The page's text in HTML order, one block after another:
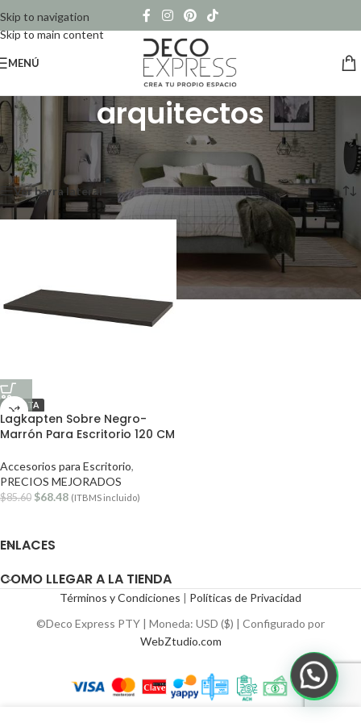
Skip to navigation
Skip to main content
MENÚ
arquitectos
Inicio/
Productos etiquetados “arquitectos”
Mostrando el único resultado
Ver barra lateral
OFERTA
Lagkapten Sobre Negro-
Marrón Para Escritorio 120 CM
Accesorios para Escritorio,
PRECIOS MEJORADOS
$85.60 $68.48 (ITBMS incluido)
ENLACES
COMO LLEGAR A LA TIENDA
Términos y Condiciones | Políticas de Privacidad
©Deco Express PTY | Moneda: USD ($) | Configurado por
WebZtudio.com